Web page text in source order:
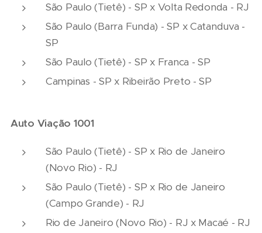
São Paulo (Tietê) - SP x Volta Redonda - RJ
São Paulo (Barra Funda) - SP x Catanduva -
SP
São Paulo (Tietê) - SP x Franca - SP
Campinas - SP x Ribeirão Preto - SP
Auto Viação 1001
São Paulo (Tietê) - SP x Rio de Janeiro
(Novo Rio) - RJ
São Paulo (Tietê) - SP x Rio de Janeiro
(Campo Grande) - RJ
Rio de Janeiro (Novo Rio) - RJ x Macaé - RJ